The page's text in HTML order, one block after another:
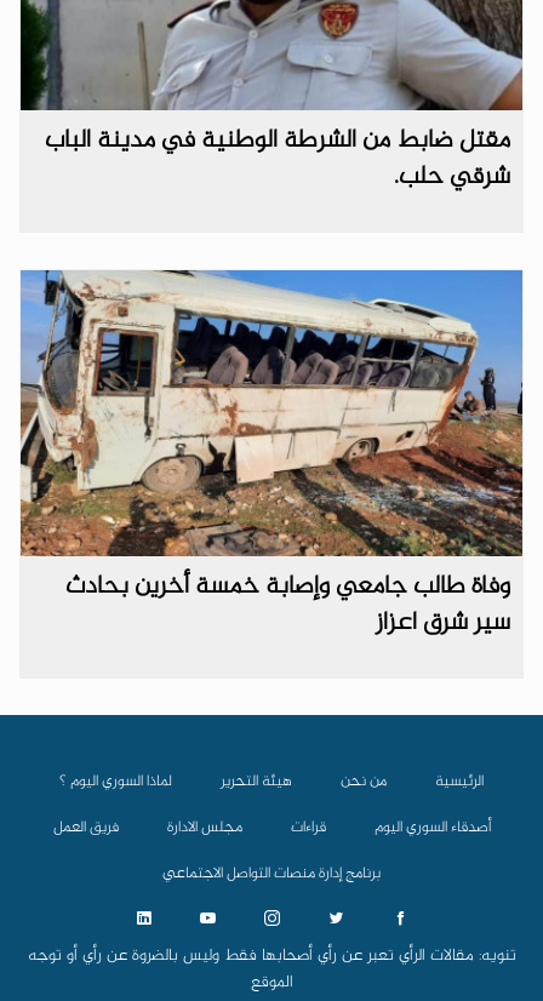
مقتل ضابط من الشرطة الوطنية في مدينة الباب
شرقي حلب.
وفاة طالب جامعي وإصابة خمسة أخرين بحادث
سير شرق اعزاز
الرئيسية من نحن هيئة التحرير
لماذا السوري اليوم ؟
أصدقاء السوري اليوم
قراءات مجلس الادارة
فريق العمل
برنامج إدارة منصات التواصل الاجتماعي
تنويه: مقالات الرأي تعبر عن رأي أصحابها فقط وليس بالضروة عن رأي أو توجه
الموقع